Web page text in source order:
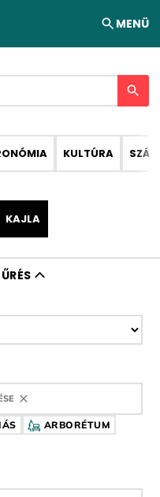
MENÜ
KULTÚRA
KAJLA
ARBORÉTUM